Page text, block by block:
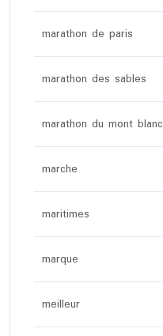
marathon de paris
marathon des sables
marathon du mont blanc
marche
maritimes
marque
meilleur